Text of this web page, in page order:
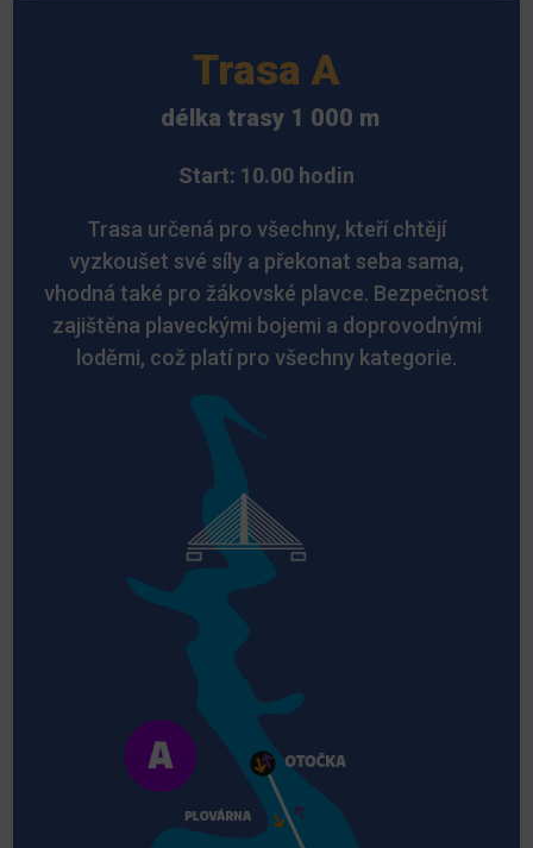
Trasa A
délka trasy 1 000 m
Start: 10.00 hodin
Trasa určená pro všechny, kteří chtějí
vyzkoušet své síly a překonat seba sama,
vhodná také pro žákovské plavce. Bezpečnost
zajištěna plaveckými bojemi a doprovodnými
loděmi, což platí pro všechny kategorie.